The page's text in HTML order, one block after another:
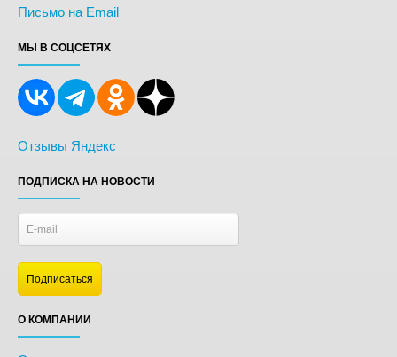
Письмо на Email
МЫ В СОЦСЕТЯХ
Отзывы Яндекс
ПОДПИСКА НА НОВОСТИ
О КОМПАНИИ